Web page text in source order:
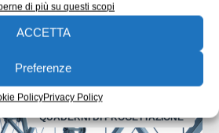
di più su questi scopi
ACCETTA
Preferenze
PolicyPrivacy Policy
CORRELATI
QUADERNI DI PROGETTAZIONE